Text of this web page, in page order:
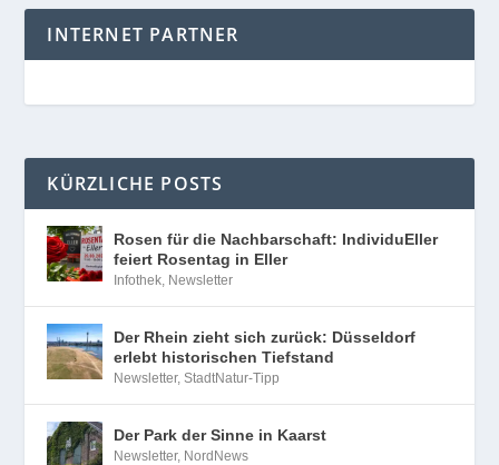
INTERNET PARTNER
KÜRZLICHE POSTS
Rosen für die Nachbarschaft: IndividuEller
feiert Rosentag in Eller
Infothek Newsletter
Der Rhein zieht sich zurück: Düsseldorf
erlebt historischen Tiefstand
Newsletter,StadtNatur-Tipp
Der Park der Sinne in Kaarst
Newsletter, NordNews